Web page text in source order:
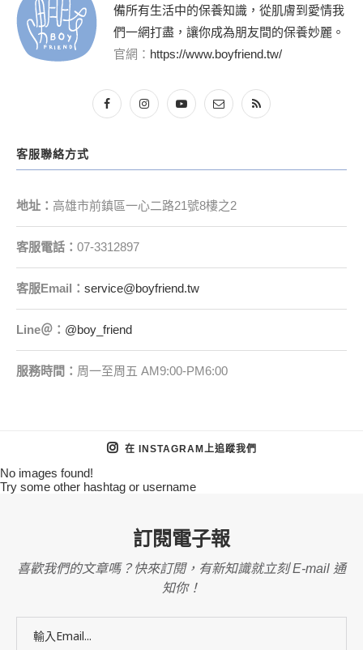
備所有生活中的保養知識，從肌膚到愛情我
們一網打盡，讓你成為朋友間的保養妙麗。
官網： https://www.boyfriend.tw/
客服聯絡方式
地址： 高雄市前鎮區一心二路21號8樓之2
客服電話： 07-3312897
客服Email ： service@boyfriend.tw
Line＠： @boy_friend
服務時間： 周一至周五 AM9:00-PM6:00
在 INSTAGRAM上追蹤我們
No images found!
Try some other hashtag or username
訂閱電子報
喜歡我們的文章嗎？快來訂閱，有新知識就立刻 E-mail 通
知你！